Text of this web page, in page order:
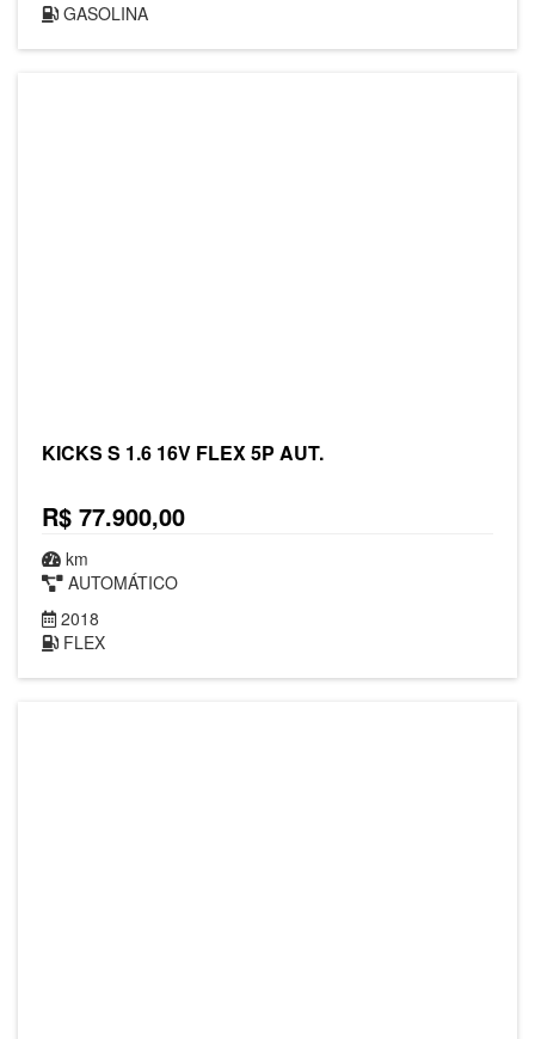
GASOLINA
KICKS S 1.6 16V FLEX 5P AUT.
R$ 77.900,00
km
AUTOMÁTICO
2018
FLEX